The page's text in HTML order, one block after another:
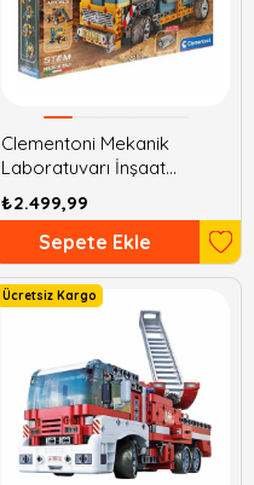
Clementoni Mekanik
Laboratuvarı İnşaat
Kamyonu
₺2.499,99
Sepete Ekle
Ücretsiz Kargo